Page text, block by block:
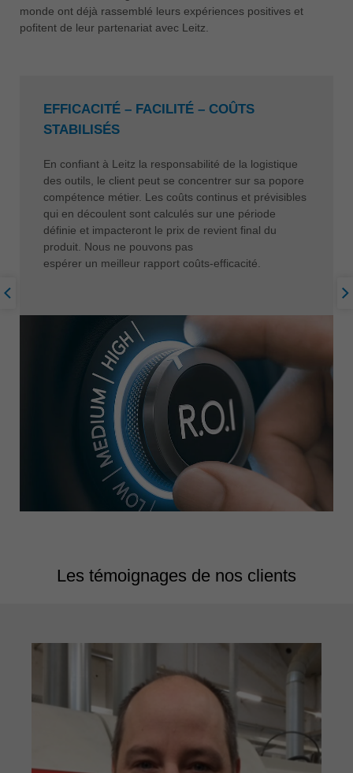
monde ont déjà rassemblé leurs expériences positives et
pofitent de leur partenariat avec Leitz.
EFFICACITÉ – FACILITÉ – COÛTS
STABILISÉS
En confiant à Leitz la responsabilité de la logistique
des outils, le client peut se concentrer sur sa popore
compétence métier. Les coûts continus et prévisibles
qui en découlent sont calculés sur une période
définie et impacteront le prix de revient final du
produit. Nous ne pouvons pas
espérer un meilleur rapport coûts-efficacité.
Les témoignages de nos clients